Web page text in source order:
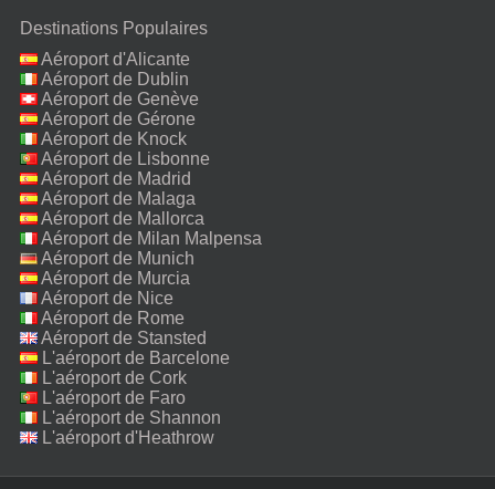
Destinations Populaires
Aéroport d'Alicante
Aéroport de Dublin
Aéroport de Genève
Aéroport de Gérone
Aéroport de Knock
Aéroport de Lisbonne
Aéroport de Madrid
Aéroport de Malaga
Aéroport de Mallorca
Aéroport de Milan Malpensa
Aéroport de Munich
Aéroport de Murcia
Aéroport de Nice
Aéroport de Rome
Fiumicino
Aéroport de Stansted
L'aéroport de Barcelone
L'aéroport de Cork
L'aéroport de Faro
L'aéroport de Shannon
L'aéroport d'Heathrow